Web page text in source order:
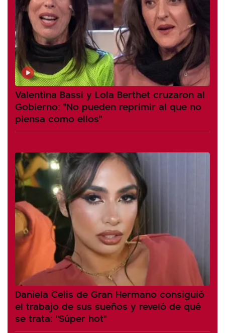
Valentina Bassi y Lola Berthet cruzaron al
Gobierno: "No pueden reprimir al que no
piensa como ellos"
Daniela Celis de Gran Hermano consiguió
el trabajo de sus sueños y reveló de qué
se trata: "Súper hot"